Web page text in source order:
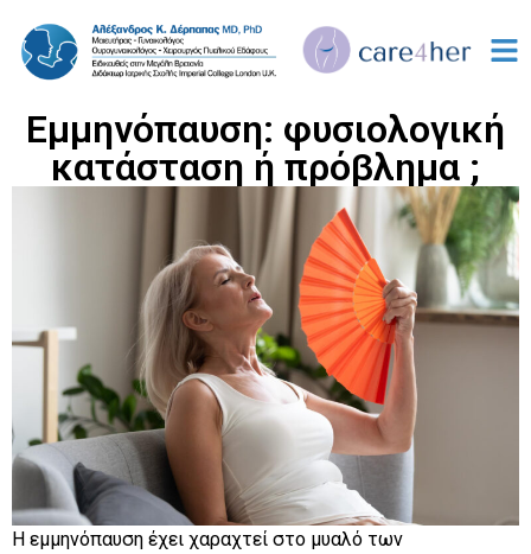
Εμμηνόπαυση: φυσιολογική
κατάσταση ή πρόβλημα ;
Η εμμηνόπαυση έχει χαραχτεί στο μυαλό των